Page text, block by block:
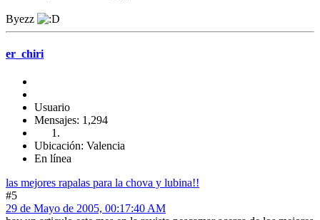
Byezz
er_chiri
Usuario
Mensajes: 1,294
Ubicación: Valencia
En línea
las mejores rapalas para la chova y lubina!!
#5
29 de Mayo de 2005, 00:17:40 AM